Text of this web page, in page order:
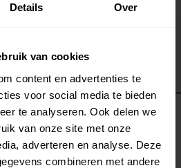
Details Over
van cookies
content en advertenties te
voor social media te bieden
te analyseren. Ook delen we
van onze site met onze
adverteren en analyse. Deze
combineren met andere